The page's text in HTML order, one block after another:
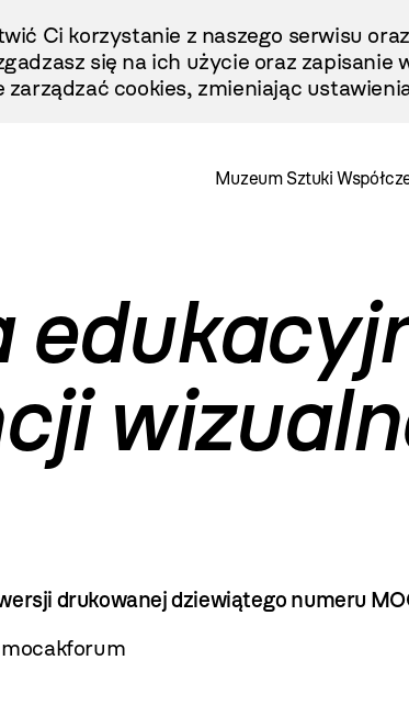
Ci korzystanie z naszego serwisu
się na ich użycie oraz zapisanie
zarządzać cookies, zmieniając
Muzeum Sztuki
drukowanej dziewiątego numeru
mocakforum